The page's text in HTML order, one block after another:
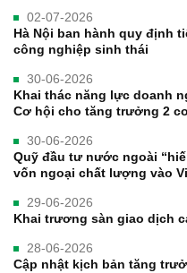
02-07-2026
Hà Nội ban hành quy định
công nghiệp sinh thái
30-06-2026
Khai thác năng lực doanh
Cơ hội cho tăng trưởng 2
30-06-2026
Quỹ đầu tư nước ngoài
vốn ngoại chất lượng vào
29-06-2026
Khai trương sàn giao dịch
28-06-2026
Cập nhật kịch bản tăng